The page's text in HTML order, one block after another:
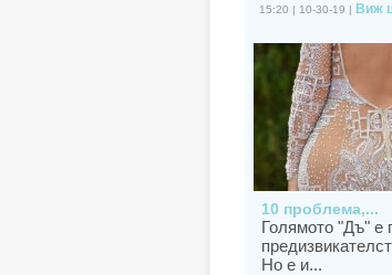
15:20 | 10-30-19 | Виж
10 проблема,...
Голямото "Дъ" е
Но е и...